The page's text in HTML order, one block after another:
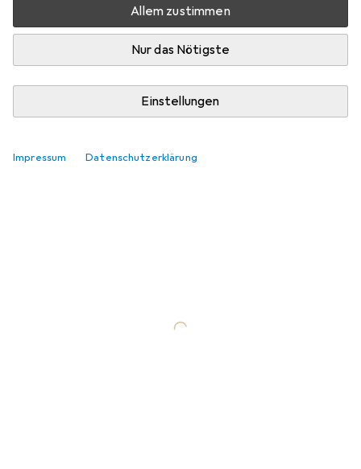
Allem zustimmen
Nur das Nötigste
Einstellungen
Impressum Datenschutzerklärung